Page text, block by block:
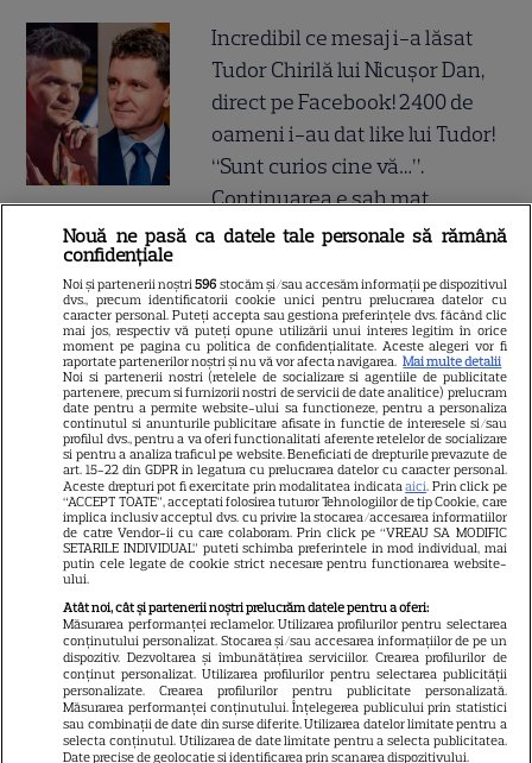
Incredibil ce mesaj i-a lăsat
Tudor Chirilă lui Nicușor Dan,
direct pe Facebook! 2400 de
oameni i-au dat like lui Tudor!
“Sunt curios cine vă…”.
Continuarea e șah mat
Mirabela Grădinaru, dar asta
nu e tot! Surpriza uriașă din
declarația de avere! Da, scrie
negru pe alb! O cheamă…
Jorge, revoltat după ce și-a
găsit apartamentul de la mare
devastat. Ce au lăsat în urmă
turiștii este strigător la Cer
Fiul Deei și al lui Dinu Maxer a
intrat la un liceu de renume
din București. Andreas, admis
Nouă ne pasă ca datele tale personale să rămână
confidențiale
Noi și partenerii noștri596 stocăm și/sau accesăm informații pe dispozitivul
dvs., precum identificatorii cookie unici pentru prelucrarea datelor cu
caracter personal. Puteți accepta sau gestiona preferințele dvs. făcând clic
mai jos, respectiv vă puteți opune utilizării unui interes legitim în orice
moment pe pagina cu politica de confidențialitate. Aceste alegeri vor fi
raportate partenerilor noștri și nu vă vor afecta navigarea. Mai multe detalii
Noi si partenerii nostri (retelele de socializare si agentiile de publicitate
partenere, precum si furnizorii nostri de servicii de date analitice) prelucram
date pentru a permite website-ului sa functioneze, pentru a personaliza
continutul si anunturile publicitare afisate in functie de interesele si/sau
profilul dvs., pentru a va oferi functionalitati aferente retelelor de socializare
si pentru a analiza traficul pe website. Beneficiati de drepturile prevazute de
art. 15-22 din GDPR in legatura cu prelucrarea datelor cu caracter personal.
Aceste drepturi pot fi exercitate prin modalitatea indicataaici. Prin click pe
“ACCEPT TOATE”, acceptati folosirea tuturor Tehnologiilor de tip Cookie, care
implica inclusiv acceptul dvs. cu privire la stocarea/accesarea informatiilor
de catre Vendor-ii cu care colaboram. Prin click pe “VREAU SA MODIFIC
SETARILE INDIVIDUAL” puteti schimba preferintele in mod individual, mai
putin cele legate de cookie strict necesare pentru functionarea website-
ului.
Atât noi, cât și partenerii noștri prelucrăm datele pentru a oferi:
Măsurarea performanței reclamelor. Utilizarea profilurilor pentru selectarea
conținutului personalizat. Stocarea și/sau accesarea informațiilor de pe un
dispozitiv. Dezvoltarea și îmbunătățirea serviciilor. Crearea profilurilor de
conținut personalizat. Utilizarea profilurilor pentru selectarea publicității
personalizate. Crearea profilurilor pentru publicitate personalizată.
Măsurarea performanței conținutului. Înțelegerea publicului prin statistici
sau combinații de date din surse diferite. Utilizarea datelor limitate pentru a
selecta conținutul. Utilizarea de date limitate pentru a selecta publicitatea.
Date precise de geolocație și identificarea prin scanarea dispozitivului.